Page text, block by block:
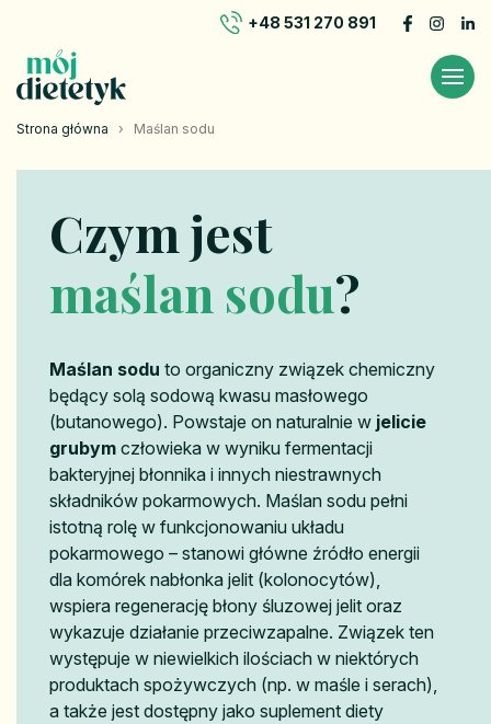
+48 531 270 891
Strona główna › Maślan sodu
Czym jest
maślan sodu?
Maślan sodu to organiczny związek chemiczny
będący solą sodową kwasu masłowego
(butanowego). Powstaje on naturalnie w jelicie
grubym człowieka w wyniku fermentacji
bakteryjnej błonnika i innych niestrawnych
składników pokarmowych. Maślan sodu pełni
istotną rolę w funkcjonowaniu układu
pokarmowego – stanowi główne źródło energii
dla komórek nabłonka jelit (kolonocytów),
wspiera regenerację błony śluzowej jelit oraz
wykazuje działanie przeciwzapalne. Związek ten
występuje w niewielkich ilościach w niektórych
produktach spożywczych (np. w maśle i serach),
a także jest dostępny jako suplement diety